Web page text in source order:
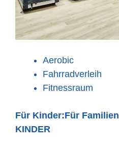
Aerobic
Fahrradverleih
Fitnessraum
Für Kinder:Für Familien
KINDER